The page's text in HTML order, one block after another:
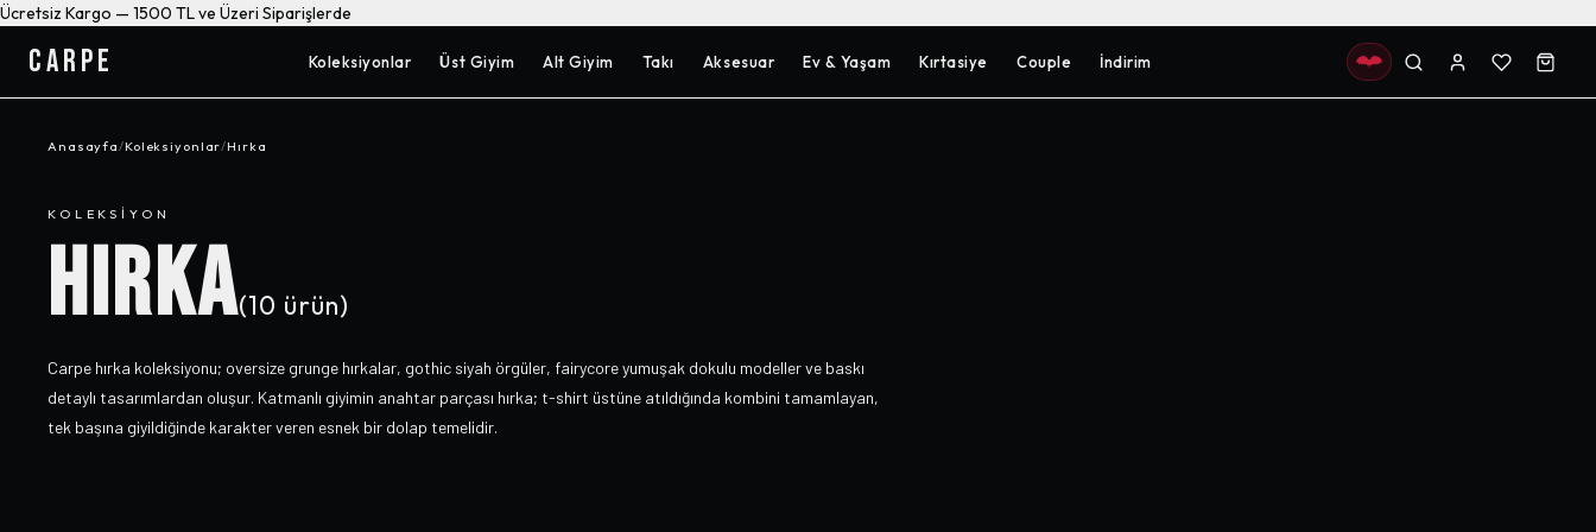
Ücretsiz Kargo — 1500 TL ve Üzeri Siparişlerde
CARPE Koleksiyonlar Üst Giyim Alt Giyim Takı Aksesuar Ev & Yaşam Kırtasiye Couple İndirim
Anasayfa/Koleksiyonlar/Hırka
KOLEKSIYON
HIRKA(10 ürün)
Carpe hırka koleksiyonu; oversize grunge hırkalar, gothic siyah örgüler, fairycore yumuşak dokulu modeller ve baskı
detaylı tasarımlardan oluşur. Katmanlı giyimin anahtar parçası hırka; t-shirt üstüne atıldığında kombini tamamlayan,
tek başına giyildiğinde karakter veren esnek bir dolap temelidir.